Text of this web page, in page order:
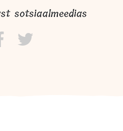
sotsiaalmeedias